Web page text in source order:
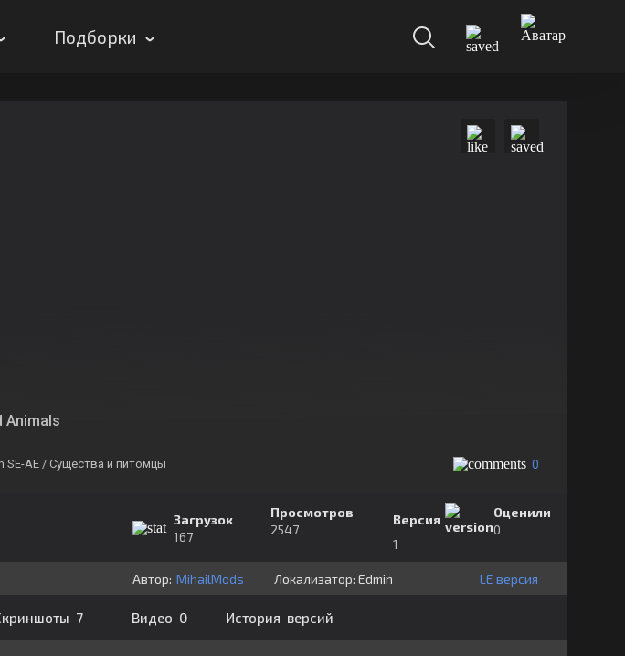
Подборки
Animals
AE / Существа и питомцы 0
Загрузок
167
Просмотров
2547
Версия
1
Оценили
0
Автор: MihailMods Локализатор: ⁣⁣⁣Edmin LE версия
7 Видео 0 История версий